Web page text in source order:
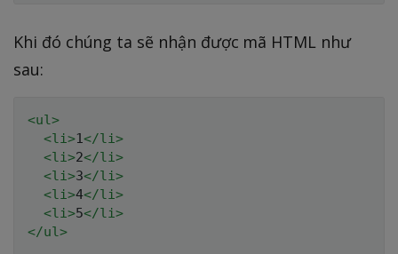
Khi đó chúng ta sẽ nhận được mã HTML như
sau:
<ul>
<li>1</li>
<li>2</li>
<li>3</li>
<li>4</li>
<li>5</li>
</ul>